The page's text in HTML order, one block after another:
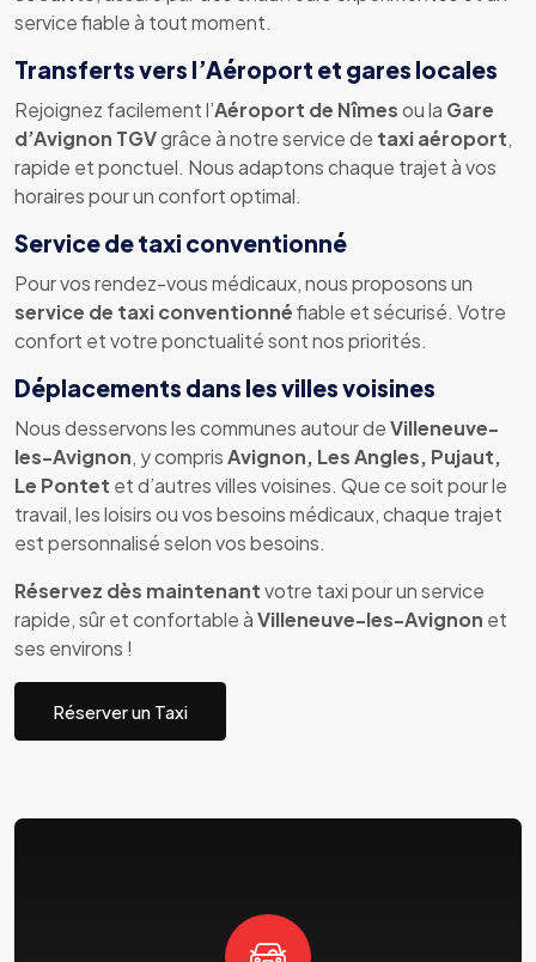
service fiable à tout moment.
Transferts vers l’Aéroport et gares locales
Rejoignez facilement l’Aéroport de Nîmesou la Gare
d’Avignon TGVgrâce à notre service de taxi aéroport,
rapide et ponctuel. Nous adaptons chaque trajet à vos
horaires pour un confort optimal.
Service de taxi conventionné
Pour vos rendez-vous médicaux, nous proposons un
service de taxi conventionnéfiable et sécurisé. Votre
confort et votre ponctualité sont nos priorités.
Déplacements dans les villes voisines
Nous desservons les communes autour deVilleneuve-
les-Avignon, y comprisAvignon, Les Angles, Pujaut,
Le Pontet et d’autres villes voisines. Que ce soit pour le
travail, les loisirs ou vos besoins médicaux, chaque trajet
est personnalisé selon vos besoins.
Réservez dès maintenantvotre taxi pour un service
rapide, sûr et confortable àVilleneuve-les-Avignon et
ses environs !
Réserver un Taxi